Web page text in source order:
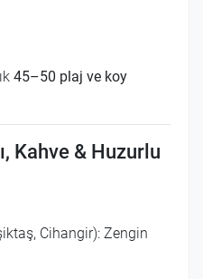
45–50 plaj ve koy
Kahve & Huzurlu
Cihangir): Zengin